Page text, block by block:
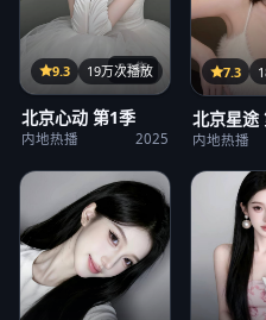
32集
9.3 19万次播放
北京心动 第1季
内地热播 2025
7.3
北京星途
内地热播